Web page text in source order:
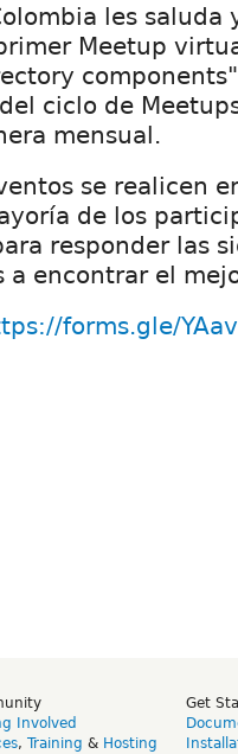
les saluda
Meetup
ciclo de
mensual.
se realicen
de los
responder las
a encontrar el
forms.gle/
Involved
, Training & Hosting
Get